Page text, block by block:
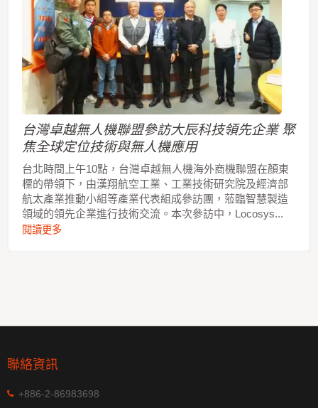
台灣卓越無人機聯盟參訪大辰科技領先企業 聚
焦全球定位技術與無人機應用
台北時間上午10點，台灣卓越無人機海外商機聯盟在顏東
標的帶領下，由漢翔航空工業、工業技術研究院及經濟部
航太產業推動小組等產業代表組成參訪團，蒞臨智慧製造
領域的領先企業進行技術交流。本次參訪中，Locosys...
閱讀更多
聯絡資訊
+886-2-86983698